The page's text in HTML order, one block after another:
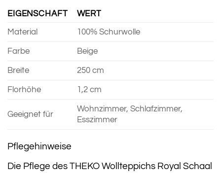
EIGENSCHAFT WERT
Material 100% Schurwolle
Farbe Beige
Breite 250 cm
Florhöhe 1,2 cm
Geeignet für
Wohnzimmer, Schlafzimmer,
Esszimmer
Pflegehinweise
Die Pflege des THEKO Wollteppichs Royal Schaal